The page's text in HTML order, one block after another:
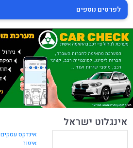
לפרטים נוספים
אינגלוט ישראל
אינדקס עסקים
איפור